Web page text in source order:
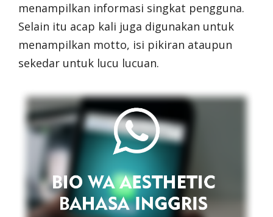
menampilkan informasi singkat pengguna.
Selain itu acap kali juga digunakan untuk
menampilkan motto, isi pikiran ataupun
sekedar untuk lucu lucuan.